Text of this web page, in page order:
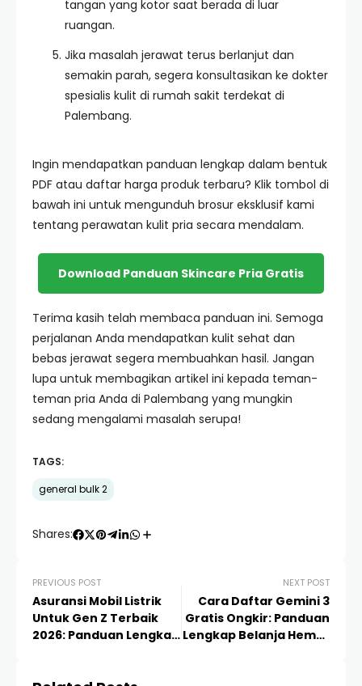
tangan yang kotor saat berada di luar
ruangan.
Jika masalah jerawat terus berlanjut dan
semakin parah, segera konsultasikan ke dokter
spesialis kulit di rumah sakit terdekat di
Palembang.
Ingin mendapatkan panduan lengkap dalam bentuk
PDF atau daftar harga produk terbaru? Klik tombol di
bawah ini untuk mengunduh brosur eksklusif kami
tentang perawatan kulit pria secara mendalam.
Download Panduan Skincare Pria Gratis
Terima kasih telah membaca panduan ini. Semoga
perjalanan Anda mendapatkan kulit sehat dan
bebas jerawat segera membuahkan hasil. Jangan
lupa untuk membagikan artikel ini kepada teman-
teman pria Anda di Palembang yang mungkin
sedang mengalami masalah serupa!
TAGS:
general bulk 2
Shares:
PREVIOUS POST
Asuransi Mobil Listrik
Untuk Gen Z Terbaik
2026: Panduan Lengkap
NEXT POST
Cara Daftar Gemini 3
Gratis Ongkir: Panduan
Lengkap Belanja Hemat